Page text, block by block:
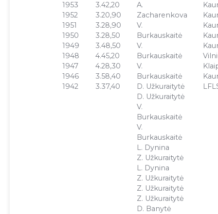
1953
1952
1951
1950
1949
1948
1947
1946
1942
3.42,20
3.20,90
3.28,90
3.28,50
3.48,50
4.45,20
4.28,30
3.58,40
3.37,40
A.
Zacharenkova
V.
Burkauskaitė
V.
Burkauskaitė
V.
Burkauskaitė
D. Užkuraitytė
D. Užkuraitytė
V.
Burkauskaitė
V.
Burkauskaitė
L. Dynina
Z. Užkuraitytė
L. Dynina
Z. Užkuraitytė
Z. Užkuraitytė
Z. Užkuraitytė
D. Banytė